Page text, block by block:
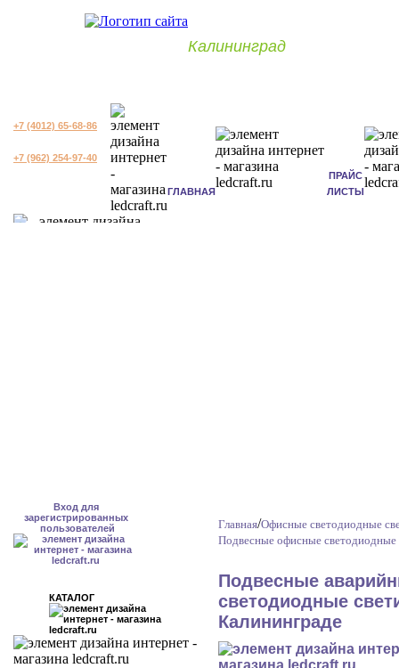
Калининград
+7 (4012) 65-68-86
+7 (962) 254-97-40
ГЛАВНАЯ
ПРАЙС
ЛИСТЫ
Вход для
зарегистрированных
пользователей
КАТАЛОГ
Главная/Офисные светодиодные
Подвесные офисные
Подвесные
светодиодные
Калининграде